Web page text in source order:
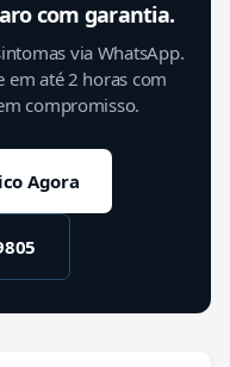
com garantia.
via WhatsApp.
em até 2 horas com
compromisso.
Agora